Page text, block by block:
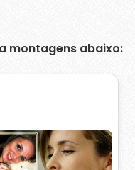
montagens abaixo: